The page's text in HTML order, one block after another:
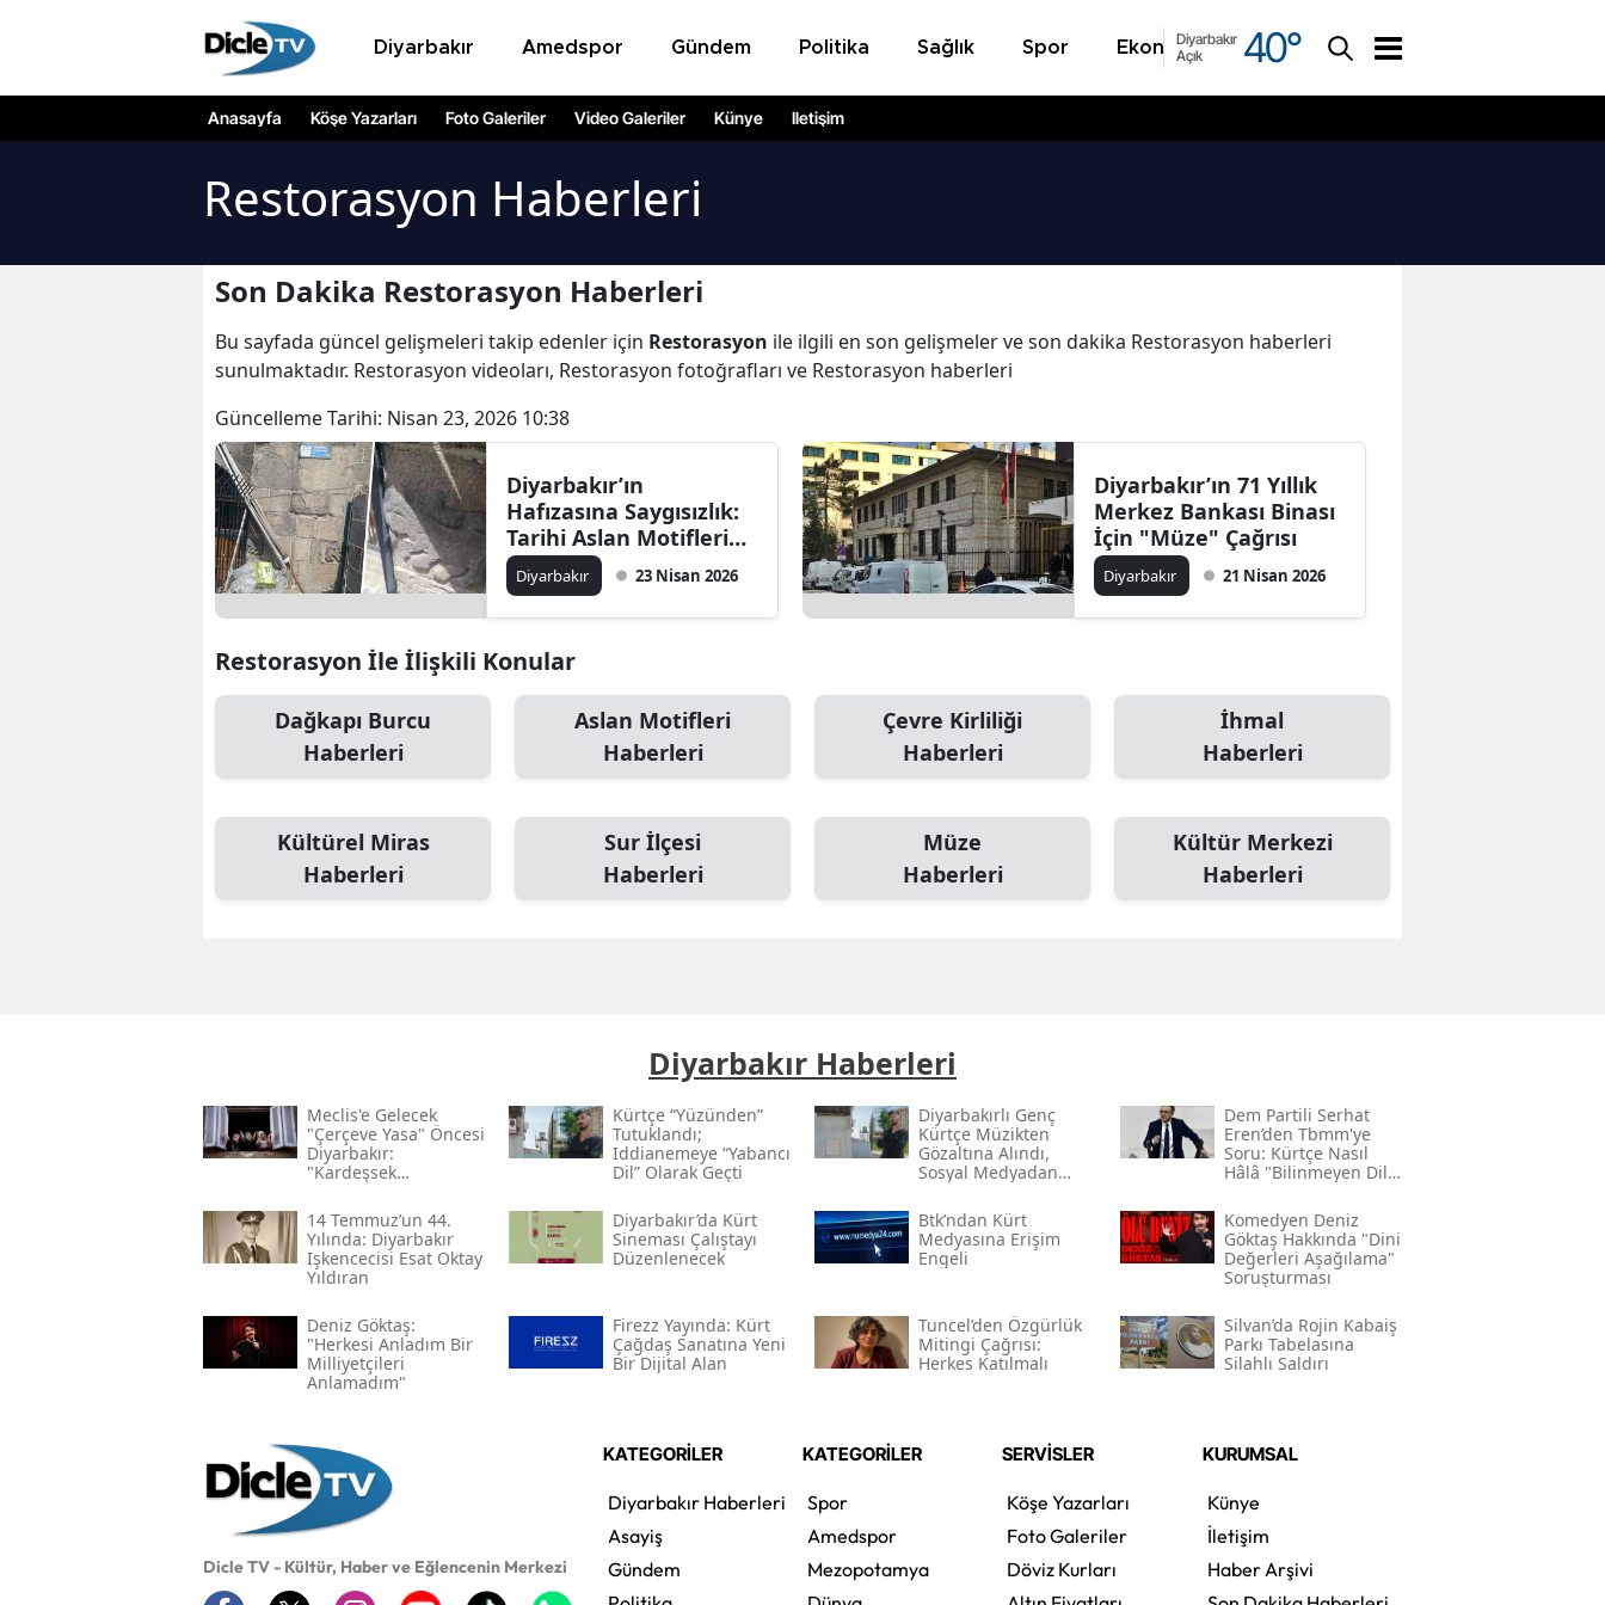
Diyarbakır Amedspor Gündem Politika Sağlık Spor Ekonomi Asayiş
Diyarbakır
Açık
40°
Anasayfa Köşe Yazarları Foto Galeriler Video Galeriler Künye İletişim
Restorasyon Haberleri
Son Dakika Restorasyon Haberleri
Bu sayfada güncel gelişmeleri takip edenler için Restorasyon ile ilgili en son gelişmeler ve son dakika Restorasyon haberleri
sunulmaktadır. Restorasyon videoları, Restorasyon fotoğrafları ve Restorasyon haberleri
Güncelleme Tarihi: Nisan 23, 2026 10:38
Diyarbakır’ın
Hafızasına Saygısızlık:
Tarihi Aslan Motifleri
Çöp İçinde
Diyarbakır 23 Nisan 2026
Diyarbakır’ın 71 Yıllık
Merkez Bankası Binası
İçin "Müze" Çağrısı
Diyarbakır 21 Nisan 2026
Restorasyon İle İlişkili Konular
Dağkapı Burcu
Haberleri
Aslan Motifleri
Haberleri
Çevre Kirliliği
Haberleri
İhmal
Haberleri
Kültürel Miras
Haberleri
Sur İlçesi
Haberleri
Müze
Haberleri
Kültür Merkezi
Haberleri
Diyarbakır Haberleri
Meclis'e Gelecek
"çerçeve Yasa" Öncesi
Diyarbakır:
"kardeşsek
Kürtçe “yüzünden”
Tutuklandı;
Iddianemeye “yabancı
Dil” Olarak Geçti
Diyarbakırlı Genç
Kürtçe Müzikten
Gözaltına Alındı,
Sosyal Medyadan
Dem Partili Serhat
Eren’den Tbmm'ye
Soru: Kürtçe Nasıl
Hâlâ "bilinmeyen Dil"
Gerekçesi Nedir?"
14 Temmuz’un 44.
Yılında: Diyarbakır
Işkencecisi Esat Oktay
Yıldıran
Diyarbakır’da Kürt
Sineması Çalıştayı
Düzenlenecek
Btk’ndan Kürt
Medyasına Erişim
Engeli
Komedyen Deniz
Göktaş Hakkında "dini
Değerleri Aşağılama"
Soruşturması
Deniz Göktaş:
"herkesi Anladım Bir
Milliyetçileri
Anlamadım"
Firezz Yayında: Kürt
Çağdaş Sanatına Yeni
Bir Dijital Alan
Tuncel’den Özgürlük
Mitingi Çağrısı:
Herkes Katılmalı
Silvan’da Rojin Kabaiş
Parkı Tabelasına
Silahlı Saldırı
Dicle TV - Kültür, Haber ve Eğlencenin Merkezi
KATEGORİLER
Diyarbakır Haberleri
Asayiş
Gündem
KATEGORİLER
Spor
Amedspor
Mezopotamya
SERVİSLER
Köşe Yazarları
Foto Galeriler
Döviz Kurları
KURUMSAL
Künye
İletişim
Haber Arşivi